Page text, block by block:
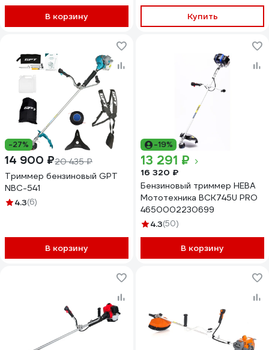
В корзину Купить
-27%
14 900 ₽20 435 ₽
Триммер бензиновый GPT
NBC-541
4.3(6)
В корзину
-19%
13 291 ₽
16 320 ₽
Бензиновый триммер НЕВА
Мототехника BCK745U PRO
4650002230699
4.3(50)
В корзину